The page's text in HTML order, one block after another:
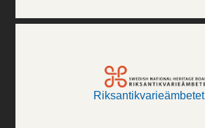
Riksantikvarieämbetet